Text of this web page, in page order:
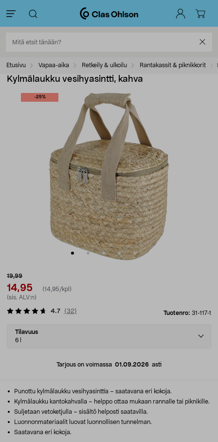
Etusivu Vapaa-aika Retkeily & ulkoilu Rantakassit & piknikkorit
Kylmälaukku vesihyasintti, kahva
-25%
19,99
14,95
(14,95/kpl)
(sis. ALV:n)
Tuotenro: 31-117-1
4.7 (32)
Select
variant
Tilavuus
6 l
Tarjous on voimassa 01.09.2026 asti
Punottu kylmälaukku vesihyasinttia – saatavana eri kokoja.
Kylmälaukku kantokahvalla – helppo ottaa mukaan rannalle tai piknikille.
Suljetaan vetoketjulla – sisältö helposti saatavilla.
Luonnonmateriaalit luovat luonnollisen tunnelman.
Saatavana eri kokoja.